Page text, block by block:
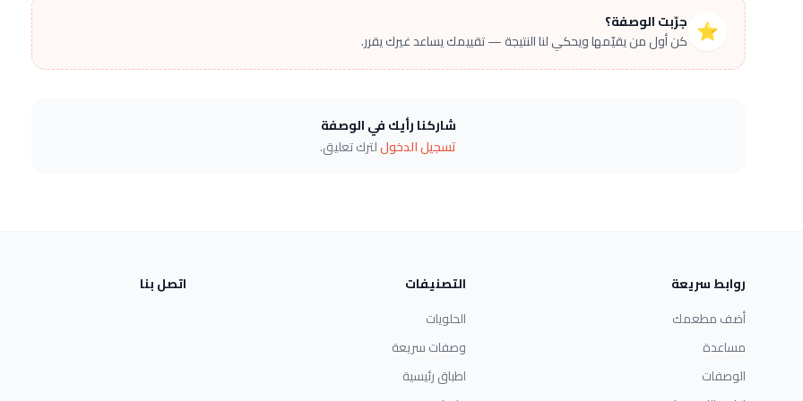
⭐ جرّبت الوصفة؟
كن أول من يقيّمها ويحكي لنا النتيجة — تقييمك يساعد غيرك يقرر.
شاركنا رأيك في الوصفة
تسجيل الدخوللترك تعليق.
روابط سريعة
أضف مطعمك
مساعدة
الوصفات
التصنيفات
الحلويات
وصفات سريعة
اطباق رئيسية
اتصل بنا